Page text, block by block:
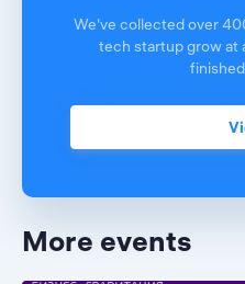
We've collected over
tech startup grow at
More events